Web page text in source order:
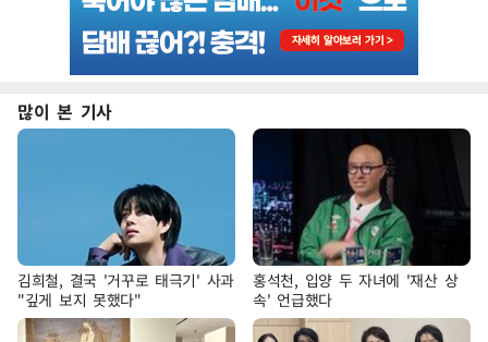
많이 본 기사
김희철, 결국 '거꾸로 태극기' 사과
"깊게 보지 못했다"
홍석천, 입양 두 자녀에 '재산 상
속' 언급했다